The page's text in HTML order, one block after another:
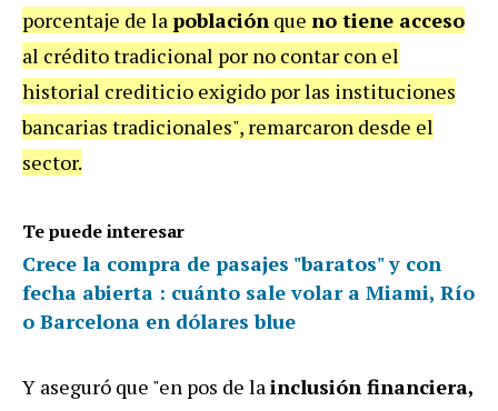
porcentaje de lapoblación que no tiene acceso
al crédito tradicional por no contar con el
historial crediticio exigido por las instituciones
bancarias tradicionales", remarcaron desde el
sector.
Te puede interesar
Crece la compra de pasajes "baratos" y con
fecha abierta : cuánto sale volar a Miami, Río
o Barcelona en dólares blue
Y aseguró que "en pos de lainclusión financiera,